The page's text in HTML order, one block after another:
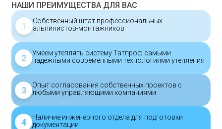
НАШИ ПРЕИМУЩЕСТВА ДЛЯ ВАС
1
Собственный штат профессиональных
альпинистов-монтажников
2
Умеем утеплять систему Татпроф самыми
надежными современными технологиями утепления
3
Опыт согласования собственных проектов с
любыми управляющими компаниями
4
Наличие инженерного отдела для подготовки
документации